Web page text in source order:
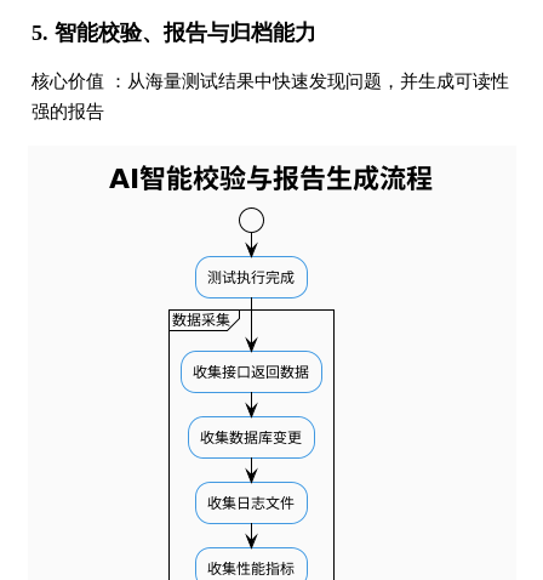
5. 智能校验、报告与归档能力
核心价值 ：从海量测试结果中快速发现问题，并生成可读性
强的报告